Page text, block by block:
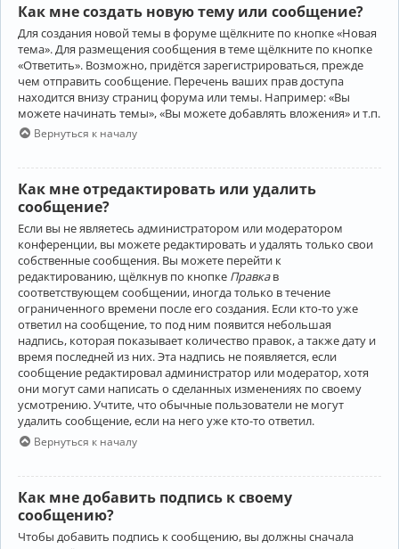
Как мне создать новую тему или сообщение?
Для создания новой темы в форуме щёлкните по кнопке «Новая
тема». Для размещения сообщения в теме щёлкните по кнопке
«Ответить». Возможно, придётся зарегистрироваться, прежде
чем отправить сообщение. Перечень ваших прав доступа
находится внизу страниц форума или темы. Например: «Вы
можете начинать темы», «Вы можете добавлять вложения» и т.п.
Вернуться к началу
Как мне отредактировать или удалить
сообщение?
Если вы не являетесь администратором или модератором
конференции, вы можете редактировать и удалять только свои
собственные сообщения. Вы можете перейти к
редактированию, щёлкнув по кнопке Правкав
соответствующем сообщении, иногда только в течение
ограниченного времени после его создания. Если кто-то уже
ответил на сообщение, то под ним появится небольшая
надпись, которая показывает количество правок, а также дату и
время последней из них. Эта надпись не появляется, если
сообщение редактировал администратор или модератор, хотя
они могут сами написать о сделанных изменениях по своему
усмотрению. Учтите, что обычные пользователи не могут
удалить сообщение, если на него уже кто-то ответил.
Вернуться к началу
Как мне добавить подпись к своему
сообщению?
Чтобы добавить подпись к сообщению, вы должны сначала